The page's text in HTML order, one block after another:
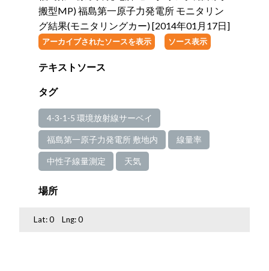
搬型MP) 福島第一原子力発電所 モニタリン
グ結果(モニタリングカー) [2014年01月17日]
アーカイブされたソースを表示 ソース表示
テキストソース
タグ
4-3-1-5 環境放射線サーベイ
福島第一原子力発電所 敷地内 線量率
中性子線量測定 天気
場所
Lat:0 Lng:0